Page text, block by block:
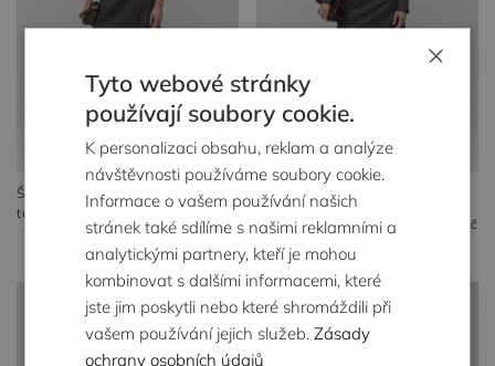
Šedá vlněná mini sukně s
tenisovým vzorem
5 399 Kč
2 699 Kč
Šedá mini sukně s kašmírem
7 199 Kč
3 589 Kč
×
Tyto webové stránky
používají soubory cookie.
K personalizaci obsahu, reklam a analýze
návštěvnosti používáme soubory cookie.
Informace o vašem používání našich
stránek také sdílíme s našimi reklamními a
analytickými partnery, kteří je mohou
kombinovat s dalšími informacemi, které
jste jim poskytli nebo které shromáždili při
vašem používání jejich služeb.Zásady
ochrany osobních údajů